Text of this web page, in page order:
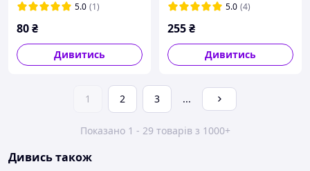
5.0 (1)
80₴
Дивитись
5.0 (4)
255₴
Дивитись
1 2 3 ...
Показано 1 - 29 товарів з 1000+
Дивись також